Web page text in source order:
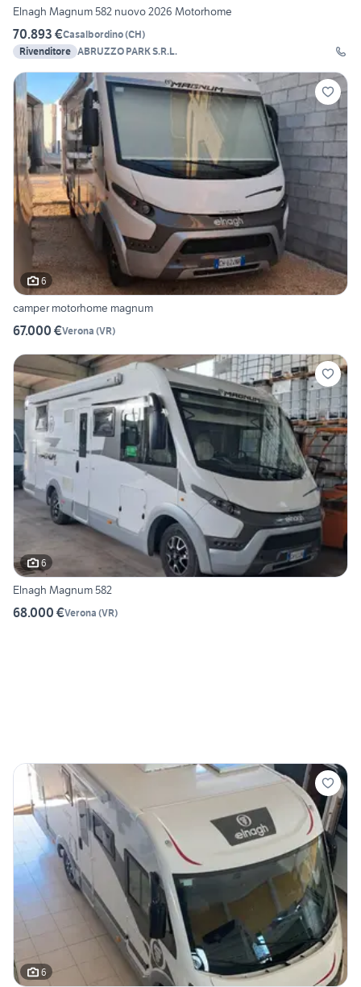
Elnagh Magnum 582 nuovo 2026 Motorhome
70.893 €Casalbordino(CH)
Rivenditore ABRUZZO PARK S.R.L.
6
camper motorhome magnum
67.000 €Verona (VR)
6
Elnagh Magnum 582
68.000 €Verona (VR)
6